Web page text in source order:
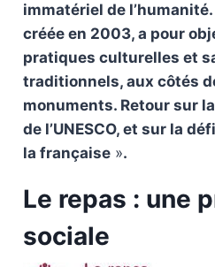
immatériel de
créée en 2003, a pour
pratiques culturelles et
traditionnels, aux côtés
monuments. Retour sur
de l’UNESCO, et sur la
la française».
Le repas : une
sociale